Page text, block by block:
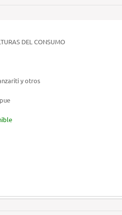
DEL CONSUMO
y otros